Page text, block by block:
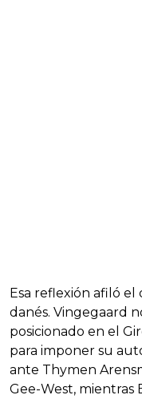
Esa reflexión afiló el
danés. Vingegaard
posicionado en el
para imponer su
ante Thymen
Gee-West, mientras